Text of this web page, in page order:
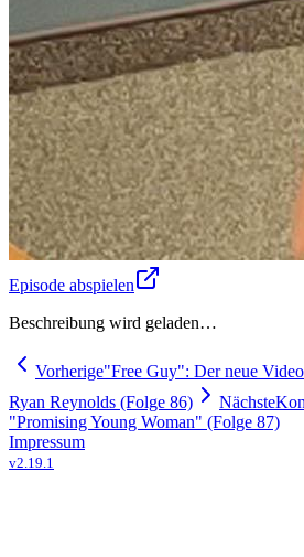
Episode abspielen
Beschreibung wird geladen…
Vorherige"Free Guy": Der neue
Ryan Reynolds (Folge 86)
Nächste
"Promising Young Woman" (Folge 87)
Impressum
v2.19.1